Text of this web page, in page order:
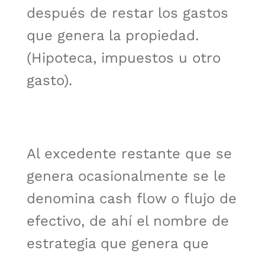
después de restar los gastos
que genera la propiedad.
(Hipoteca, impuestos u otro
gasto).
Al excedente restante que se
genera ocasionalmente se le
denomina cash flow o flujo de
efectivo, de ahí el nombre de
estrategia que genera que